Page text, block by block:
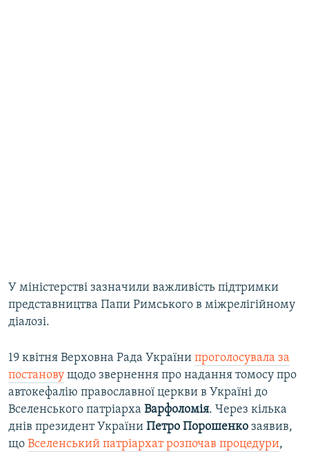
У міністерстві зазначили важливість підтримки
представництва Папи Римського в міжрелігійному
діалозі.
19 квітня Верховна Рада України проголосувала за
постанову щодо звернення про надання томосу про
автокефалію православної церкви в Україні до
Вселенського патріарха Варфоломія. Через кілька
днів президент України Петро Порошенко заявив,
що Вселенський патріархат розпочав процедури,